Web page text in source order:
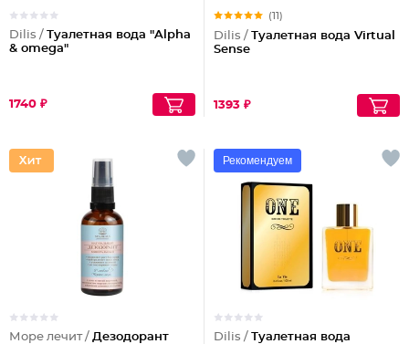
Dilis / Туалетная вода "Alpha
& omega"
1740 ₽
(11)
Dilis / Туалетная вода Virtual
Sense
1393 ₽
Море лечит / Дезодорант
Рекомендуем
Dilis / Туалетная вода